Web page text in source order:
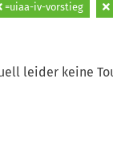
=uiaa-iv-vorstieg
leider keine